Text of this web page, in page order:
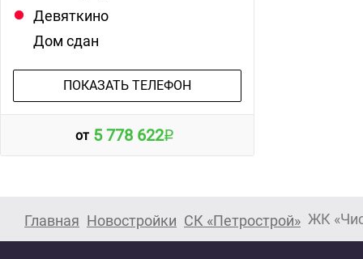
Девяткино
Дом сдан
ПОКАЗАТЬ ТЕЛЕФОН
от 5 778 622
Главная Новостройки СК «Петрострой» ЖК